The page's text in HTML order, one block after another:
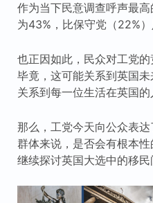
作为当下民意调查呼声最
为43%，比保守党（22%）
也正因如此，民众对工党的
毕竟，这可能关系到英国
关系到每一位生活在英国的
那么，工党今天向公众表
群体来说，是否会有根本
继续探讨英国大选中的移民